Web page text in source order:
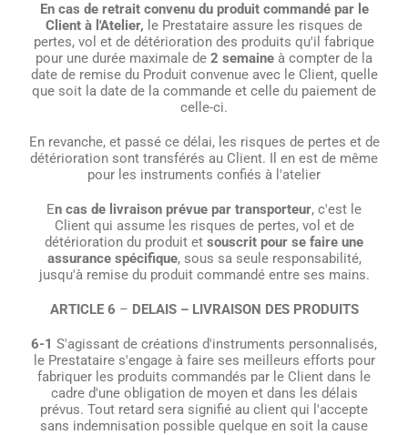
En cas de retrait convenu du produit commandé par le
Client à l'Atelier, le Prestataire assure les risques de
pertes, vol et de détérioration des produits qu'il fabrique
pour une durée maximale de 2 semaine à compter de la
date de remise du Produit convenue avec le Client, quelle
que soit la date de la commande et celle du paiement de
celle-ci.
En revanche, et passé ce délai, les risques de pertes et de
détérioration sont transférés au Client. Il en est de même
pour les instruments confiés à l'atelier
En cas de livraison prévue par transporteur, c'est le
Client qui assume les risques de pertes, vol et de
détérioration du produit et souscrit pour se faire une
assurance spécifique, sous sa seule responsabilité,
jusqu'à remise du produit commandé entre ses mains.
ARTICLE 6 – DELAIS – LIVRAISON DES PRODUITS
6-1 S'agissant de créations d'instruments personnalisés,
le Prestataire s'engage à faire ses meilleurs efforts pour
fabriquer les produits commandés par le Client dans le
cadre d'une obligation de moyen et dans les délais
prévus. Tout retard sera signifié au client qui l'accepte
sans indemnisation possible quelque en soit la cause